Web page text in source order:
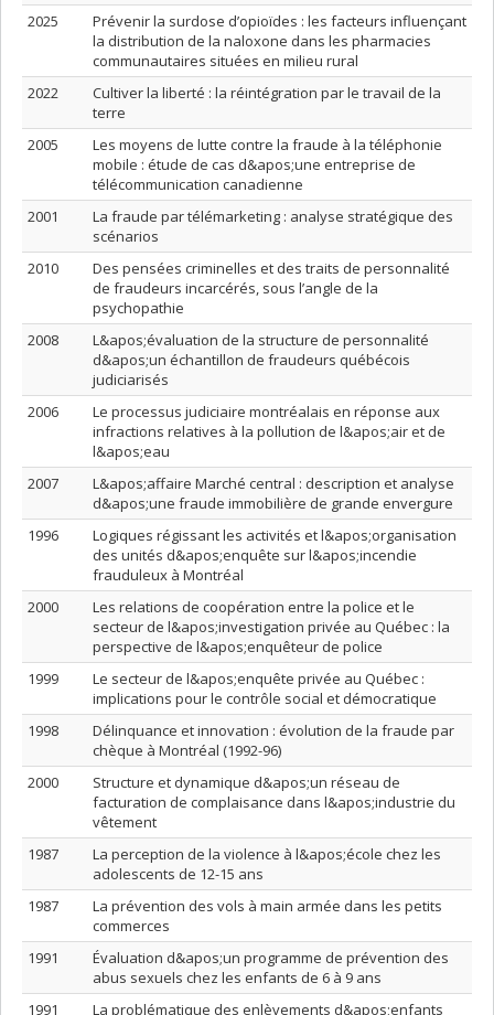
2025
Prévenir la surdose d’opioïdes : les facteurs influençant
la distribution de la naloxone dans les pharmacies
communautaires situées en milieu rural
2022
Cultiver la liberté : la réintégration par le travail de la
terre
2005
Les moyens de lutte contre la fraude à la téléphonie
mobile : étude de cas d&apos;une entreprise de
télécommunication canadienne
2001
La fraude par télémarketing : analyse stratégique des
scénarios
2010
Des pensées criminelles et des traits de personnalité
de fraudeurs incarcérés, sous l’angle de la
psychopathie
2008
L&apos;évaluation de la structure de personnalité
d&apos;un échantillon de fraudeurs québécois
judiciarisés
2006
Le processus judiciaire montréalais en réponse aux
infractions relatives à la pollution de l&apos;air et de
l&apos;eau
2007
L&apos;affaire Marché central : description et analyse
d&apos;une fraude immobilière de grande envergure
1996
Logiques régissant les activités et l&apos;organisation
des unités d&apos;enquête sur l&apos;incendie
frauduleux à Montréal
2000
Les relations de coopération entre la police et le
secteur de l&apos;investigation privée au Québec : la
perspective de l&apos;enquêteur de police
1999
Le secteur de l&apos;enquête privée au Québec :
implications pour le contrôle social et démocratique
1998
Délinquance et innovation : évolution de la fraude par
chèque à Montréal (1992-96)
2000
Structure et dynamique d&apos;un réseau de
facturation de complaisance dans l&apos;industrie du
vêtement
1987
La perception de la violence à l&apos;école chez les
adolescents de 12-15 ans
1987
La prévention des vols à main armée dans les petits
commerces
1991
Évaluation d&apos;un programme de prévention des
abus sexuels chez les enfants de 6 à 9 ans
1991
La problématique des enlèvements d&apos;enfants